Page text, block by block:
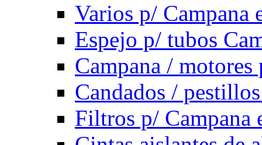
Varios p/ Campana
Espejo p/ tubos
Campana /
Candados /
Filtros p/ Campana